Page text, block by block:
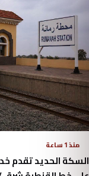
منذ 1 ساعة
السكة الحديد تقدم